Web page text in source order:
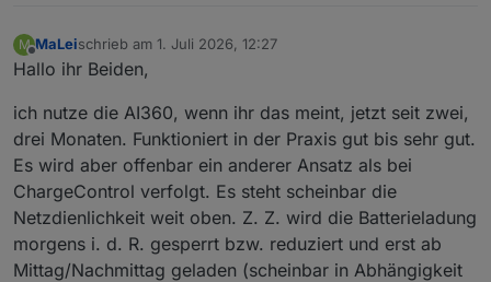
M
Offline
MaLeischrieb am 1. Juli 2026, 12:27
zuletzt editiert von
Hallo ihr Beiden,
ich nutze die AI360, wenn ihr das meint, jetzt seit zwei,
drei Monaten. Funktioniert in der Praxis gut bis sehr gut.
Es wird aber offenbar ein anderer Ansatz als bei
ChargeControl verfolgt. Es steht scheinbar die
Netzdienlichkeit weit oben. Z. Z. wird die Batterieladung
morgens i. d. R. gesperrt bzw. reduziert und erst ab
Mittag/Nachmittag geladen (scheinbar in Abhängigkeit